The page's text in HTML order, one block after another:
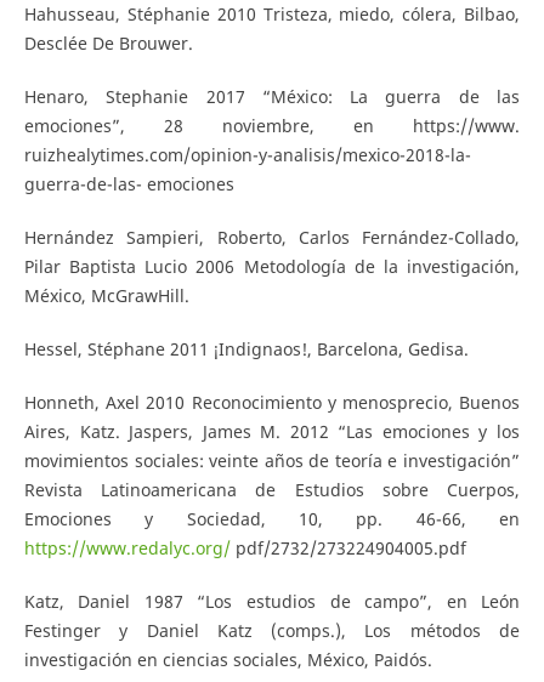
Hahusseau, Stéphanie 2010 Tristeza, miedo, cólera, Bilbao,
Desclée De Brouwer.
Henaro, Stephanie 2017 “México: La guerra de las
emociones”, 28 noviembre, en https://www.
ruizhealytimes.com/opinion-y-analisis/mexico-2018-la-
guerra-de-las- emociones
Hernández Sampieri, Roberto, Carlos Fernández-Collado,
Pilar Baptista Lucio 2006 Metodología de la investigación,
México, McGrawHill.
Hessel, Stéphane 2011 ¡Indignaos!, Barcelona, Gedisa.
Honneth, Axel 2010 Reconocimiento y menosprecio, Buenos
Aires, Katz. Jaspers, James M. 2012 “Las emociones y los
movimientos sociales: veinte años de teoría e investigación”
Revista Latinoamericana de Estudios sobre Cuerpos,
Emociones y Sociedad, 10, pp. 46-66, en
https://www.redalyc.org/pdf/2732/273224904005.pdf
Katz, Daniel 1987 “Los estudios de campo”, en León
Festinger y Daniel Katz (comps.), Los métodos de
investigación en ciencias sociales, México, Paidós.